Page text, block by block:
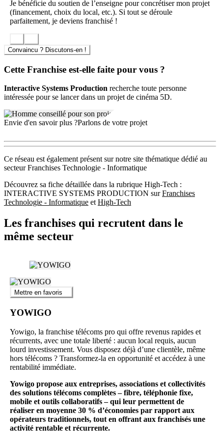
Je bénéficie du soutien de l’enseigne pour concrétiser mon projet
(financement, choix du local, etc.). Si tout se déroule
parfaitement, je deviens franchisé !
Convaincu ? Discutons-en !
Cette Franchise est-elle faite pour vous ?
Interactive Systems Production recherche toute personne
intéressée pour se lancer dans un projet de cinéma 5D.
Envie d'en savoir plus ?Parlons de votre projet
Ce réseau est également présent sur notre site thématique dédié au
secteur Franchises Technologie - Informatique
Découvrez sa fiche détaillée dans la rubrique High-Tech :
INTERACTIVE SYSTEMS PRODUCTION surFranchises
Technologie - Informatique et High-Tech
Les franchises qui recrutent dans le
même secteur
Mettre en favoris
YOWIGO
Yowigo, la franchise télécoms pro qui offre revenus rapides et
récurrents, avec une totale liberté : aucun local requis, aucun
lourd investissement. Vous disposez déjà d’une clientèle, même
hors télécoms ? Transformez-la en opportunité et accédez à une
rentabilité immédiate.
Yowigo propose aux entreprises, associations et collectivités
des solutions télécoms complètes – fibre, téléphonie fixe,
mobile et outils collaboratifs – qui leur permettent de
réaliser en moyenne 30 % d’économies par rapport aux
opérateurs traditionnels, tout en offrant aux franchisés une
activité rentable et récurrente.